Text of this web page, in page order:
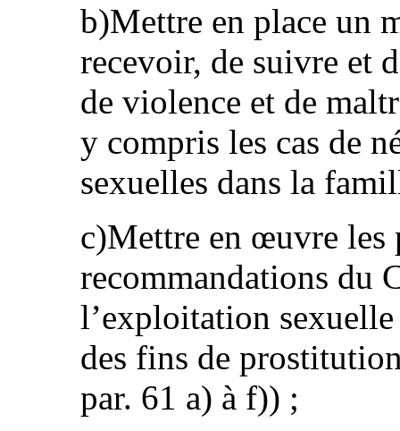
b)Mettre en place un
recevoir, de suivre et
de violence et de
y compris les cas de
sexuelles dans la
c)Mettre en œuvre les
recommandations du
l’exploitation
des fins de
par. 61 a) à f)) ;